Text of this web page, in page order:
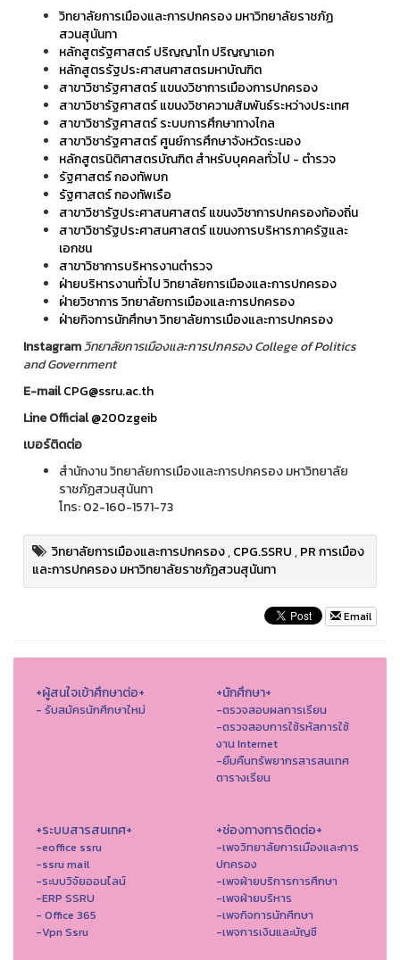
วิทยาลัยการเมืองและการปกครอง มหาวิทยาลัยราชภัฏ
สวนสุนันทา
หลักสูตรัฐศาสตร์ ปริญญาโท ปริญญาเอก
หลักสูตรรัฐประศาสนศาสตรมหาบัณฑิต
สาขาวิชารัฐศาสตร์ แขนงวิชาการเมืองการปกครอง
สาขาวิชารัฐศาสตร์ แขนงวิชาความสัมพันธ์ระหว่างประเทศ
สาขาวิชารัฐศาสตร์ ระบบการศึกษาทางไกล
สาขาวิชารัฐศาสตร์ ศูนย์การศึกษาจังหวัดระนอง
หลักสูตรนิติศาสตรบัณฑิต สำหรับบุคคลทั่วไป - ตำรวจ
รัฐศาสตร์ กองทัพบก
รัฐศาสตร์ กองทัพเรือ
สาขาวิชารัฐประศาสนศาสตร์ แขนงวิชาการปกครองท้องถิ่น
สาขาวิชารัฐประศาสนศาสตร์ แขนงการบริหารภาครัฐและ
เอกชน
สาขาวิชาการบริหารงานตำรวจ
ฝ่ายบริหารงานทั่วไป วิทยาลัยการเมืองและการปกครอง
ฝ่ายวิชาการ วิทยาลัยการเมืองและการปกครอง
ฝ่ายกิจการนักศึกษา วิทยาลัยการเมืองและการปกครอง
Instagramวิทยาลัยการเมืองและการปกครอง College of Politics
and Government
E-mailCPG@ssru.ac.th
Line Official@200zgeib
เบอร์ติดต่อ
สำนักงาน วิทยาลัยการเมืองและการปกครอง มหาวิทยาลัย
ราชภัฏสวนสุนันทา
โทร: 02-160-1571-73
วิทยาลัยการเมืองและการปกครอง,CPG.SSRU,PR การเมือง
และการปกครอง มหาวิทยาลัยราชภัฏสวนสุนันทา
Email
+ผู้สนใจเข้าศึกษาต่อ+
- รับสมัครนักศึกษาใหม่
+นักศึกษา+
-ตรวจสอบผลการเรียน
-ตรวจสอบการใช้รหัสการใช้
งาน Internet
-ยืมคืนทรัพยากรสารสนเทศ
ตารางเรียน
+ระบบสารสนเทศ+
-eoffice ssru
-ssru mail
-ระบบวิจัยออนไลน์
-ERP SSRU
- Office 365
-Vpn Ssru
+ช่องทางการติดต่อ+
-เพจวิทยาลัยการเมืองและการ
ปกครอง
-เพจฝ่ายบริการการศึกษา
-เพจฝ่ายบริหาร
-เพจกิจการนักศึกษา
-เพจการเงินและบัญชี